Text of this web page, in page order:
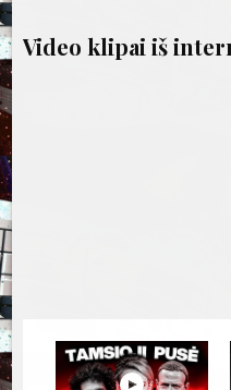
Video klipai iš